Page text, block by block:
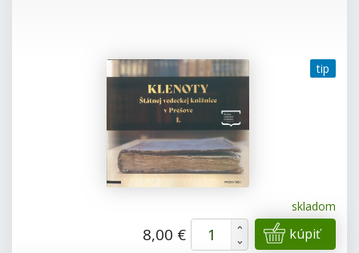
tip
skladom
+
-
kúpiť
8,00 €